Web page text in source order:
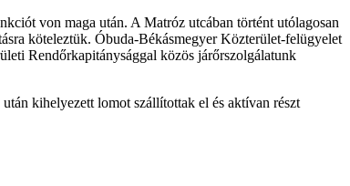
von maga után. A Matróz utcában történt utólagosan
köteleztük. Óbuda-Békásmegyer Közterület-felügyelet
Rendőrkapitánysággal közös járőrszolgálatunk
kihelyezett lomot szállítottak el és aktívan részt